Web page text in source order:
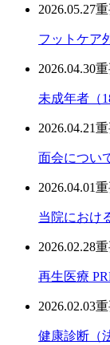
2026.05.27
フットケア
2026.04.30
未成年者（
2026.04.21
面会につい
2026.04.01
当院におけ
2026.02.28
再生医療
2026.02.03
健康診断（